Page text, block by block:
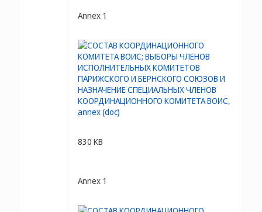
Annex 1
830 KB
Annex 1